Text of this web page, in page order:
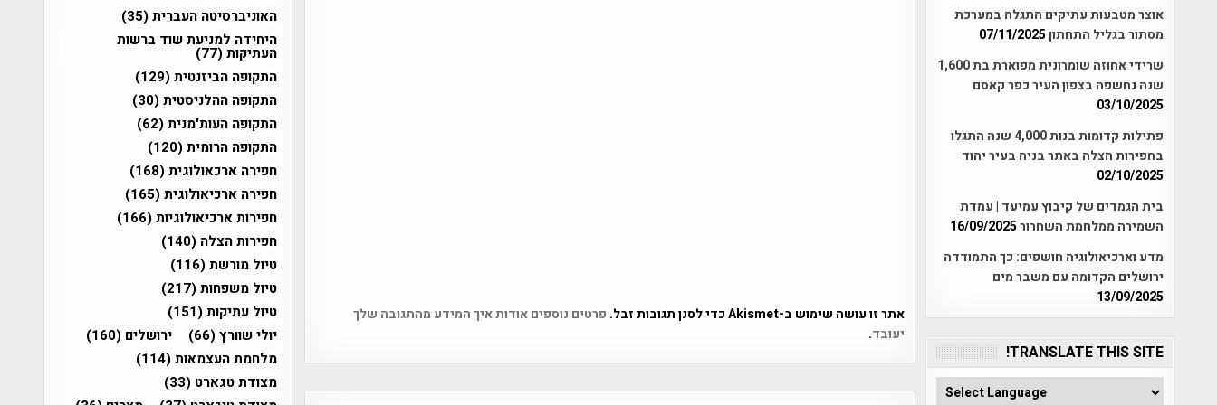
אתר זו עושה שימוש ב-Akismet כדי לסנן תגובות זבל.
פרטים נוספים אודות איך המידע מהתגובה שלך
יעובד.
אוצר מטבעות עתיקים התגלה במערכת
מסתור בגליל התחתון07/11/2025
שרידי אחוזה שומרונית מפוארת בת 1,600
שנה נחשפה בצפון העיר כפר קאסם
03/10/2025
פתילות קדומות בנות 4,000 שנה התגלו
בחפירות הצלה באתר בניה בעיר יהוד
02/10/2025
בית הגמדים של קיבוץ עמיעד | עמדת
השמירה ממלחמת השחרור16/09/2025
מדע וארכיאולוגיה חושפים: כך התמודדה
ירושלים הקדומה עם משבר מים
13/09/2025
TRANSLATE THIS SITE!
האוניברסיטה העברית(35)
היחידה למניעת שוד ברשות
העתיקות(77)
התקופה הביזנטית(129)
התקופה ההלניסטית(30)
התקופה העות'מנית(62)
התקופה הרומית(120)
חפירה ארכאולוגית(168)
חפירה ארכיאולוגית(165)
חפירות ארכיאולוגיות(166)
חפירות הצלה (140)
טיול מורשת(116)
טיול משפחות(217)
טיול עתיקות(151)
יולי שוורץ(66) ירושלים (160)
מלחמת העצמאות(114)
מצודת טגארט (33)